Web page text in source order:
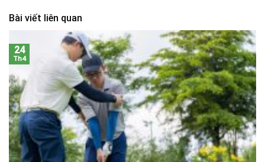
Bài viết liên quan
24
Th4